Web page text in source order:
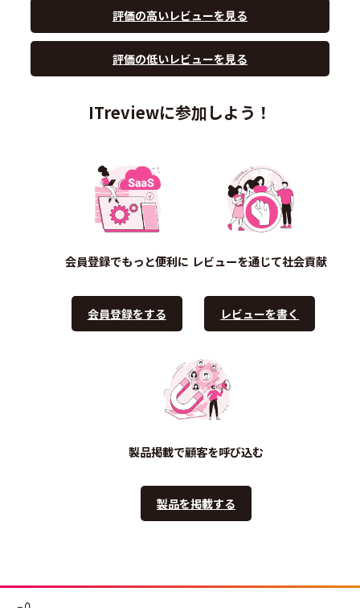
評価の高いレビューを見る
評価の低いレビューを見る
ITreviewに参加しよう！
会員登録でもっと便利に
会員登録をする
レビューを通じて社会貢献
レビューを書く
製品掲載で顧客を呼び込む
製品を掲載する